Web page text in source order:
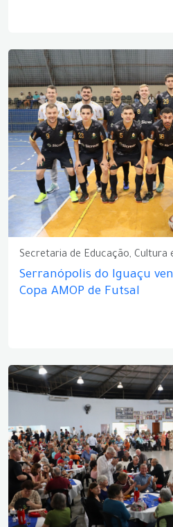
Secretaria de Educação, Cultura
Serranópolis do Iguaçu
Copa AMOP de Futsal